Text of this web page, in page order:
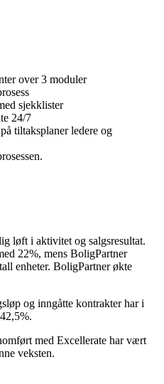
over 3 moduler
sjekklister
24/7
tiltaksplaner ledere og
løft i aktivitet og salgsresultat.
22%, mens BoligPartner
enheter. BoligPartner økte
og inngåtte kontrakter har i
med Excellerate har vært
veksten.